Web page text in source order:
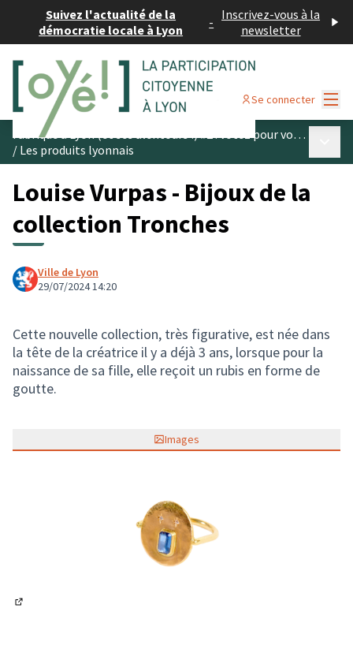
Suivez l'actualité de la
démocratie locale à Lyon
- Inscrivez-vous à la
newsletter
Se connecter
Fabriqué à Lyon (et ses alentours !) #2 : votez pour vos produits préférés
/ Les produits lyonnais
Louise Vurpas - Bijoux de la
collection Tronches
Ville de Lyon
29/07/2024 14:20
Cette nouvelle collection, très figurative, est née dans
la tête de la créatrice il y a déjà 3 ans, lorsque pour la
naissance de sa fille, elle reçoit un rubis en forme de
goutte.
Images